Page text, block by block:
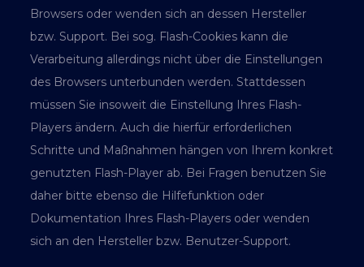
Browsers oder wenden sich an dessen Hersteller
bzw. Support. Bei sog. Flash-Cookies kann die
Verarbeitung allerdings nicht über die Einstellungen
des Browsers unterbunden werden. Stattdessen
müssen Sie insoweit die Einstellung Ihres Flash-
Players ändern. Auch die hierfür erforderlichen
Schritte und Maßnahmen hängen von Ihrem konkret
genutzten Flash-Player ab. Bei Fragen benutzen Sie
daher bitte ebenso die Hilfefunktion oder
Dokumentation Ihres Flash-Players oder wenden
sich an den Hersteller bzw. Benutzer-Support.